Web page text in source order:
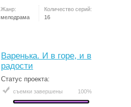
Жанр:
мелодрама
Количество серий:
16
Варенька. И в горе, и в
радости
Статус проекта:
съемки завершены 100%